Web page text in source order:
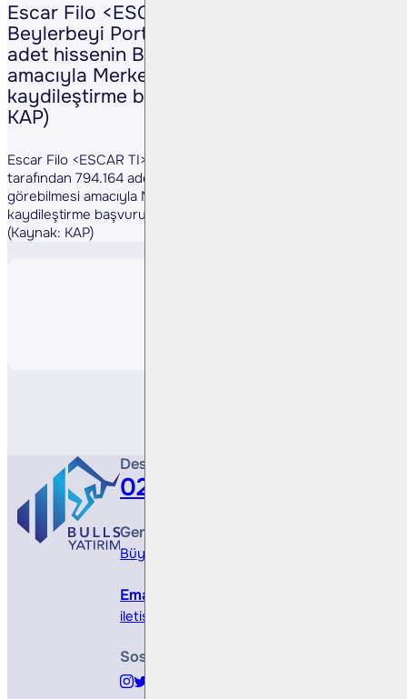
Escar Filo <ESCAR TI> paylarında,
Beylerbeyi Portföy tarafından 794.164
adet hissenin Borsa’da işlem görebilmesi
amacıyla Merkezi Kayıt Kuruluşu’na (MKK)
kaydileştirme başvurusu yapıldı. (Kaynak:
KAP)
Escar Filo <ESCAR TI> paylarında, Beylerbeyi Portföy
tarafından 794.164 adet hissenin Borsa’da işlem
görebilmesi amacıyla Merkezi Kayıt Kuruluşu’na (MKK)
kaydileştirme başvurusu yapıldı.
(Kaynak: KAP)
Destek Hattı
0212 410 0500
Genel Müdürlük
Büyükdere Cad. No 173, 1. Levent Plaza, B
Email
iletisim@bullsyatirim.com
Sosyal Medya